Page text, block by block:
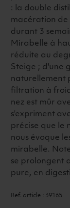
: la double
macération de
durant 3
Mirabelle à
réduite au
Steige ; d'une
naturellement
filtration à
nez est mûr
s'expriment
précise que le
nous évoque
mirabelle.
se prolongent
pure, en
Ref. article : 39165